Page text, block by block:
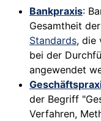
Bankpraxis:
Gesamtheit
Standards, die
bei der
angewendet
der Begriff
Verfahren,